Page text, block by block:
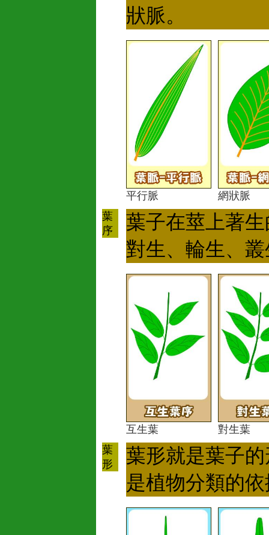
狀脈。
平行脈
網狀脈
葉
序
葉子在莖上著
對生、輪生、
互生葉
對生葉
葉
形
葉形就是葉子
是植物分類的